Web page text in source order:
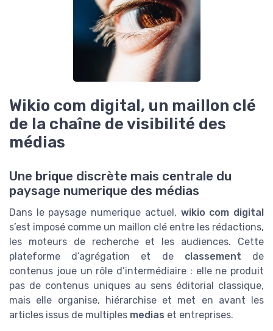
Wikio com digital, un maillon clé
de la chaîne de visibilité des
médias
Une brique discrète mais centrale du
paysage numerique des médias
Dans le paysage numerique actuel, wikio com digital
s’est imposé comme un maillon clé entre les rédactions,
les moteurs de recherche et les audiences. Cette
plateforme d’agrégation et de classement de
contenus joue un rôle d’intermédiaire : elle ne produit
pas de contenus uniques au sens éditorial classique,
mais elle organise, hiérarchise et met en avant les
articles issus de multiples medias et entreprises.